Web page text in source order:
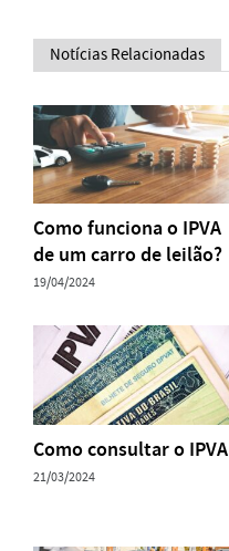
Notícias Relacionadas
Como funciona o IPVA
de um carro de leilão?
19/04/2024
Como consultar o IPVA
21/03/2024